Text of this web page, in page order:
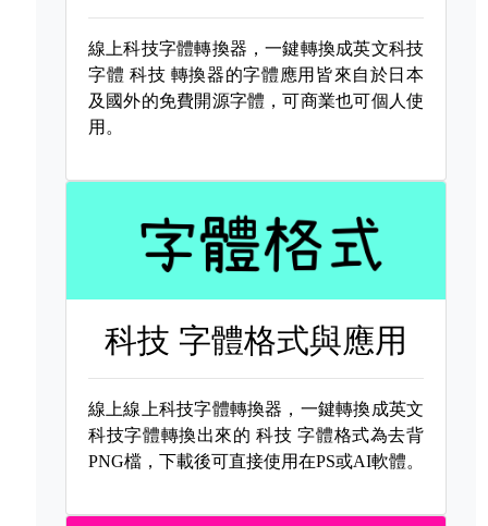
線上科技字體轉換器，一鍵轉換成英文科技
字體 科技 轉換器的字體應用皆來自於日本
及國外的免費開源字體，可商業也可個人使
用。
科技 字體格式與應用
線上線上科技字體轉換器，一鍵轉換成英文
科技字體轉換出來的科技 字體格式為去背
PNG檔，下載後可直接使用在PS或AI軟體。